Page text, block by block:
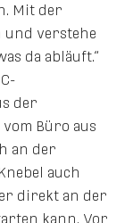
Mit der
und verstehe
da abläuft.“
der
Büro aus
an der
auch
direkt an der
kann. Vor